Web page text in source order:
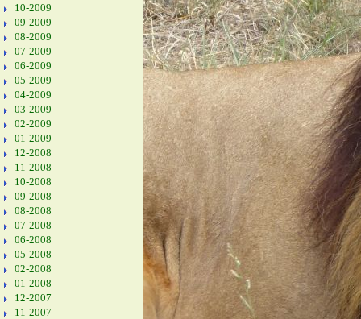
10-2009
09-2009
08-2009
07-2009
06-2009
05-2009
04-2009
03-2009
02-2009
01-2009
12-2008
11-2008
10-2008
09-2008
08-2008
07-2008
06-2008
05-2008
02-2008
01-2008
12-2007
11-2007